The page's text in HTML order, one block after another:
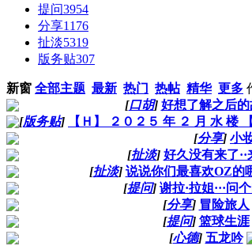
提问3954
分享1176
扯淡5319
版务贴307
新窗 全部主题 最新 热门 热帖 精华 更多
[口胡] 好想了解之后
[版务贴] 【Ｈ】 ２０２５ 年 ２ 月 水 楼
[分享] 小
[扯淡] 好久没有来了··
[扯淡] 说说你们最喜欢OZ的
[提问] 谢拉·拉姐···问个
[分享] 冒险旅人
[提问] 篮球生涯
[心德] 五龙吟